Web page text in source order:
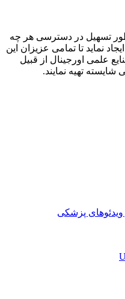
تسهیل در دسترسی هر چه
نماید تا تمامی عزیزان این
علمی اورجینال از قبیل
تهیه نمایند.